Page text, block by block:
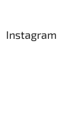
Instagram